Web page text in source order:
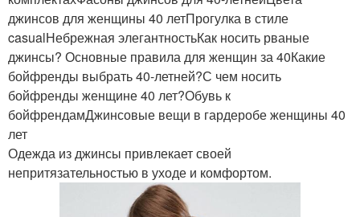
джинсов для женщины 40 летПрогулка в стиле
casualНебрежная элегантностьКак носить рваные
джинсы? Основные правила для женщин за 40Какие
бойфренды выбрать 40-летней?С чем носить
бойфренды женщине 40 лет?Обувь к
бойфрендамДжинсовые вещи в гардеробе женщины 40
лет
Одежда из джинсы привлекает своей
непритязательностью в уходе и комфортом.